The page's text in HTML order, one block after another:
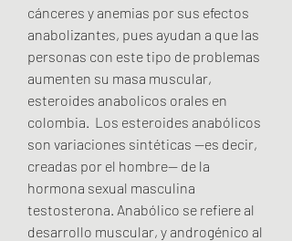
cánceres y anemias por sus efectos
anabolizantes, pues ayudan a que las
personas con este tipo de problemas
aumenten su masa muscular,
esteroides anabolicos orales en
colombia.  Los esteroides anabólicos
son variaciones sintéticas —es decir,
creadas por el hombre— de la
hormona sexual masculina
testosterona. Anabólico se refiere al
desarrollo muscular, y androgénico al